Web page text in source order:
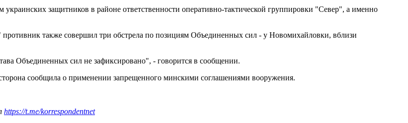
защитников в районе ответственности оперативно-тактической группировки "Север", а именно
также совершил три обстрела по позициям Объединенных сил - у Новомихайловки, вблизи
Объединенных сил не зафиксировано", - говорится в сообщении.
сообщила о применении запрещенного минскими соглашениями вооружения.
https://t.me/korrespondentnet